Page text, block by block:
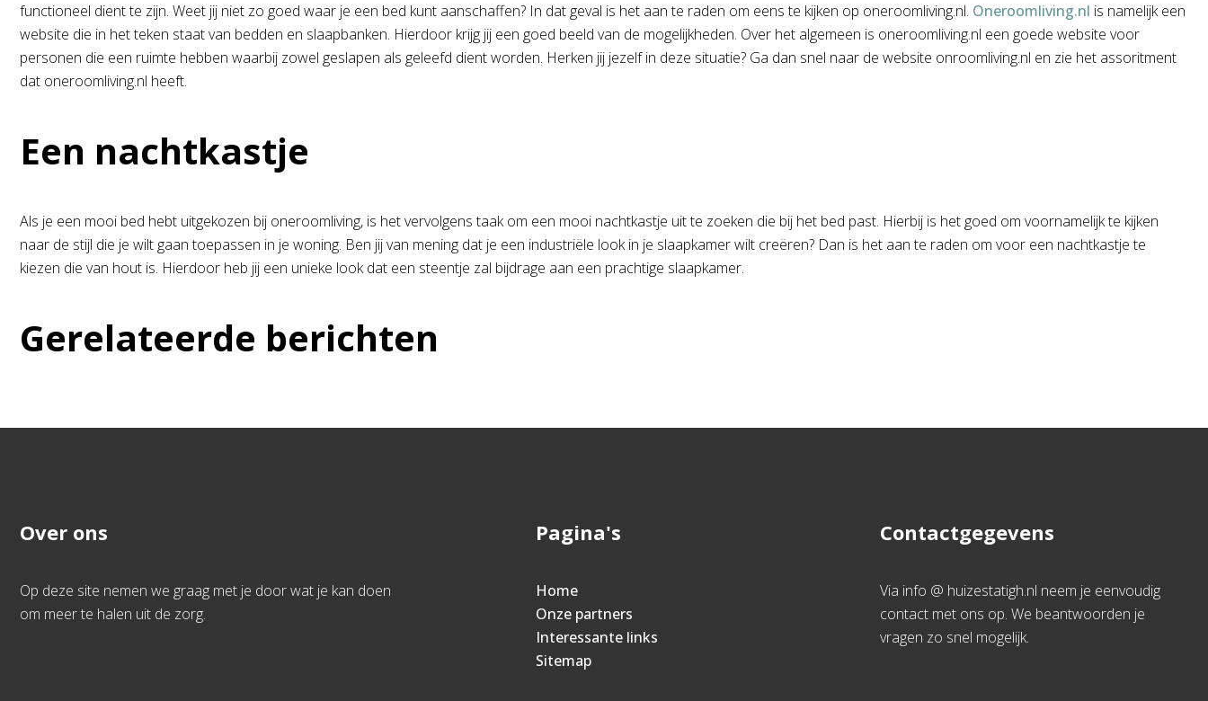
functioneel dient te zijn. Weet jij niet zo goed waar je een bed kunt aanschaffen? In dat geval is het aan te raden om eens te kijken op oneroomliving.nl. Oneroomliving.nl is namelijk een
website die in het teken staat van bedden en slaapbanken. Hierdoor krijg jij een goed beeld van de mogelijkheden. Over het algemeen is oneroomliving.nl een goede website voor
personen die een ruimte hebben waarbij zowel geslapen als geleefd dient worden. Herken jij jezelf in deze situatie? Ga dan snel naar de website onroomliving.nl en zie het assoritment
dat oneroomliving.nl heeft.
Een nachtkastje
Als je een mooi bed hebt uitgekozen bij oneroomliving, is het vervolgens taak om een mooi nachtkastje uit te zoeken die bij het bed past. Hierbij is het goed om voornamelijk te kijken
naar de stijl die je wilt gaan toepassen in je woning. Ben jij van mening dat je een industriële look in je slaapkamer wilt creëren? Dan is het aan te raden om voor een nachtkastje te
kiezen die van hout is. Hierdoor heb jij een unieke look dat een steentje zal bijdrage aan een prachtige slaapkamer.
Gerelateerde berichten
Over ons
Op deze site nemen we graag met je door wat je kan doen
om meer te halen uit de zorg.
Pagina's
Home
Onze partners
Interessante links
Sitemap
Contactgegevens
Via info @ huizestatigh.nl neem je eenvoudig
contact met ons op. We beantwoorden je
vragen zo snel mogelijk.